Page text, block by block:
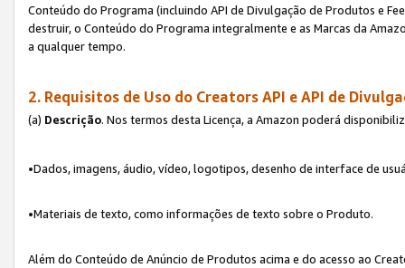
Conteúdo do Programa (incluindo API de Divulgação de Produtos e
destruir, o Conteúdo do Programa integralmente e as Marcas da
a qualquer tempo.
2. Requisitos de Uso do Creators API e API de
(a) Descrição. Nos termos desta Licença, a Amazon poderá
•Dados, imagens, áudio, vídeo, logotipos, desenho de interface de
•Materiais de texto, como informações de texto sobre o Produto.
Além do Conteúdo de Anúncio de Produtos acima e do acesso ao